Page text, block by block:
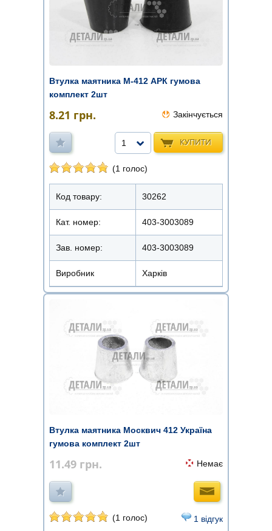
Втулка маятника М-412 АРК гумова
комплект 2шт
8.21 грн. Закінчується
КУПИТИ
1
(1 голос)
Код товару: 30262
Кат. номер: 403-3003089
Зав. номер: 403-3003089
Виробник Харків
Втулка маятника Москвич 412 Україна
гумова комплект 2шт
11.49 грн. Немає
(1 голос) 1 відгук